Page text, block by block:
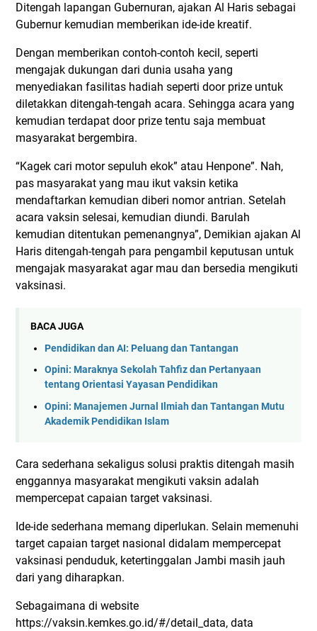
Ditengah lapangan Gubernuran, ajakan Al Haris sebagai
Gubernur kemudian memberikan ide-ide kreatif.
Dengan memberikan contoh-contoh kecil, seperti
mengajak dukungan dari dunia usaha yang
menyediakan fasilitas hadiah seperti door prize untuk
diletakkan ditengah-tengah acara. Sehingga acara yang
kemudian terdapat door prize tentu saja membuat
masyarakat bergembira.
“Kagek cari motor sepuluh ekok” atau Henpone”. Nah,
pas masyarakat yang mau ikut vaksin ketika
mendaftarkan kemudian diberi nomor antrian. Setelah
acara vaksin selesai, kemudian diundi. Barulah
kemudian ditentukan pemenangnya”, Demikian ajakan Al
Haris ditengah-tengah para pengambil keputusan untuk
mengajak masyarakat agar mau dan bersedia mengikuti
vaksinasi.
BACA JUGA
Pendidikan dan AI: Peluang dan Tantangan
Opini: Maraknya Sekolah Tahfiz dan Pertanyaan
tentang Orientasi Yayasan Pendidikan
Opini: Manajemen Jurnal Ilmiah dan Tantangan Mutu
Akademik Pendidikan Islam
Cara sederhana sekaligus solusi praktis ditengah masih
enggannya masyarakat mengikuti vaksin adalah
mempercepat capaian target vaksinasi.
Ide-ide sederhana memang diperlukan. Selain memenuhi
target capaian target nasional didalam mempercepat
vaksinasi penduduk, ketertinggalan Jambi masih jauh
dari yang diharapkan.
Sebagaimana di website
https://vaksin.kemkes.go.id/#/detail_data, data